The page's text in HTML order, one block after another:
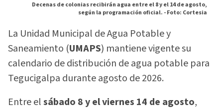
Decenas de colonias recibirán agua entre el 8 y el 14 de agosto,
según la programación oficial. -Foto: Cortesia
La Unidad Municipal de Agua Potable y
Saneamiento (UMAPS) mantiene vigente su
calendario de distribución de agua potable para
Tegucigalpa durante agosto de 2026.
Entre elsábado 8 y el viernes 14 de agosto,